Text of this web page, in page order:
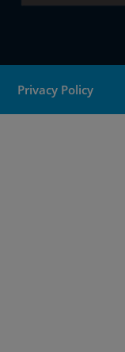
Privacy Policy